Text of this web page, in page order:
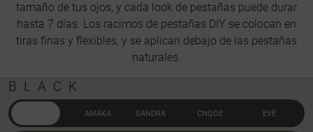
tamaño de tus ojos, y cada look de pestañas puede durar
hasta 7 días. Los racimos de pestañas DIY se colocan en
tiras finas y flexibles, y se aplican debajo de las pestañas
naturales.
BLACK
AMAKA SANDRA CNQOE EVE